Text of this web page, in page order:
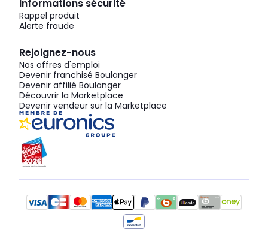
Informations sécurité
Rappel produit
Alerte fraude
Rejoignez-nous
Nos offres d'emploi
Devenir franchisé Boulanger
Devenir affilié Boulanger
Découvrir la Marketplace
Devenir vendeur sur la Marketplace